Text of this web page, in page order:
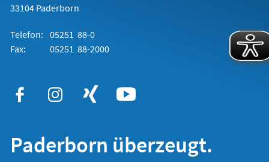
33104 Paderborn
Telefon: 05251 88-0
Fax:
05251 88-2000
Paderborn überzeugt.